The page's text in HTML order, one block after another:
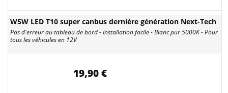
W5W LED T10 super canbus dernière génération Next-Tech
Pas d'erreur au tableau de bord - Installation facile - Blanc pur 5000K - Pour
tous les véhicules en 12V
19,90 €